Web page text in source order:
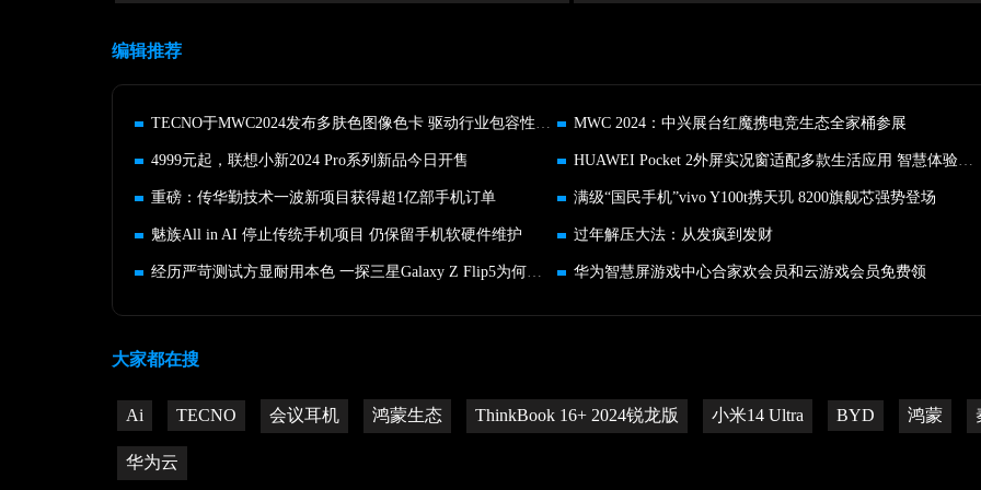
编辑推荐
TECNO于MWC2024发布多肤色图像色卡 驱动行业包容性影像技术发展 MWC 2024：中兴展台红魔携电竞生态全家桶参展
4999元起，联想小新2024 Pro系列新品今日开售 HUAWEI Pocket 2外屏实况窗适配多款生活应用 智慧体验入手即得
重磅：传华勤技术一波新项目获得超1亿部手机订单 满级“国民手机”vivo Y100t携天玑 8200旗舰芯强势登场
魅族All in AI 停止传统手机项目 仍保留手机软硬件维护 过年解压大法：从发疯到发财
经历严苛测试方显耐用本色 一探三星Galaxy Z Flip5为何坚固可靠 华为智慧屏游戏中心合家欢会员和云游戏会员免费领
大家都在搜
Ai TECNO 会议耳机 鸿蒙生态 ThinkBook 16+ 2024锐龙版 小米14 Ultra BYD 鸿蒙
华为云